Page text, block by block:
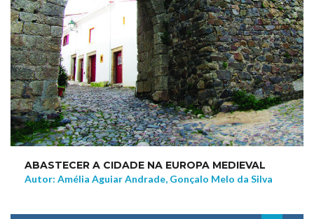
ABASTECER A CIDADE NA EUROPA MEDIEVAL
Autor: Amélia Aguiar Andrade, Gonçalo Melo da Silva